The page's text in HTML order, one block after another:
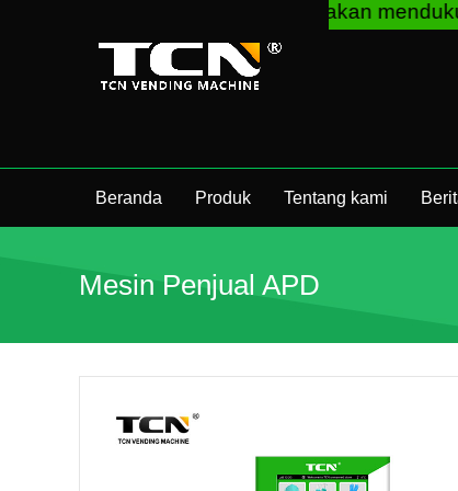
Beranda Produk Tentang kami
Mesin Penjual APD
TCN China akan mendukung Anda